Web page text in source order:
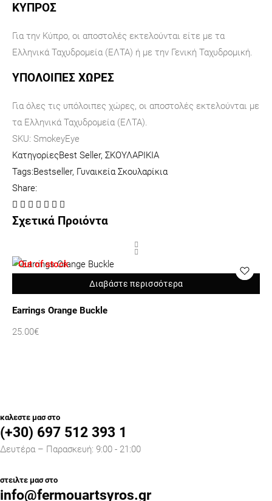
ΚΥΠΡΟΣ
Για την Κύπρο, οι αποστολές εκτελούνται είτε με τα
Ελληνικά Ταχυδρομεία (ΕΛΤΑ) ή με την Γενική Ταχυδρομική.
ΥΠΟΛΟΙΠΕΣ ΧΩΡΕΣ
Για όλες τις υπόλοιπες χώρες, οι αποστολές εκτελούνται με
τα Ελληνικά Ταχυδρομεία (ΕΛΤΑ).
SKU: SmokeyEye
ΚατηγορίεςBest Seller, ΣΚΟΥΛΑΡΙΚΙΑ
Tags:Bestseller, Γυναικεία Σκουλαρίκια
Share:
Σχετικά Προιόντα
Διαβάστε περισσότερα
Out of stock
Earrings Orange Buckle
25.00€
καλεστε μασ στο
(+30) 697 512 393 1
Δευτέρα – Παρασκευή: 9:00 - 21:00
στειλτε μασ στο
info@fermouartsyros.gr